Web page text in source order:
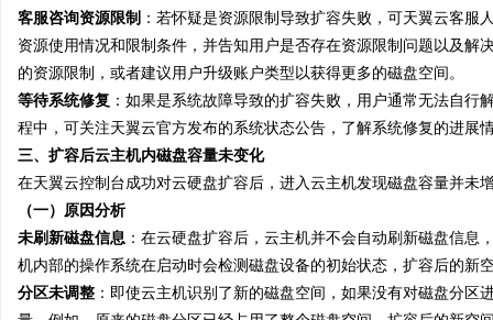
客服咨询资源限制 ：若怀疑是资源限制导致扩容失败，可天翼云客
资源使用情况和限制条件，并告知用户是否存在资源限制问题以及
的资源限制，或者建议用户升级账户类型以获得更多的磁盘空间。
等待系统修复 ：如果是系统故障导致的扩容失败，用户通常无法自
程中，可关注天翼云官方发布的系统状态公告，了解系统修复的进
三、扩容后云主机内磁盘容量未变化
在天翼云控制台成功对云硬盘扩容后，进入云主机发现磁盘容量并未
（一）原因分析
未刷新磁盘信息 ：在云硬盘扩容后，云主机并不会自动刷新磁盘信
机内部的操作系统在启动时会检测磁盘设备的初始状态，扩容后的新
分区未调整 ：即使云主机识别了新的磁盘空间，如果没有对磁盘分